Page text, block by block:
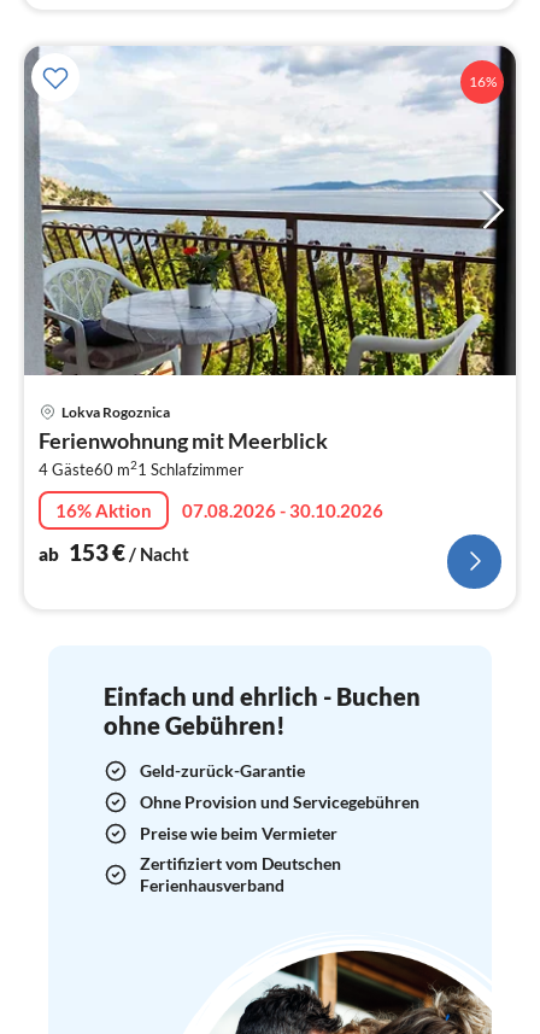
16%
Lokva Rogoznica
Ferienwohnung mit Meerblick
4 Gäste60 m21 Schlafzimmer
16% Aktion
07.08.2026 - 30.10.2026
ab 153€/ Nacht
Einfach und ehrlich - Buchen
ohne Gebühren!
Geld-zurück-Garantie
Ohne Provision und Servicegebühren
Preise wie beim Vermieter
Zertifiziert vom Deutschen
Ferienhausverband